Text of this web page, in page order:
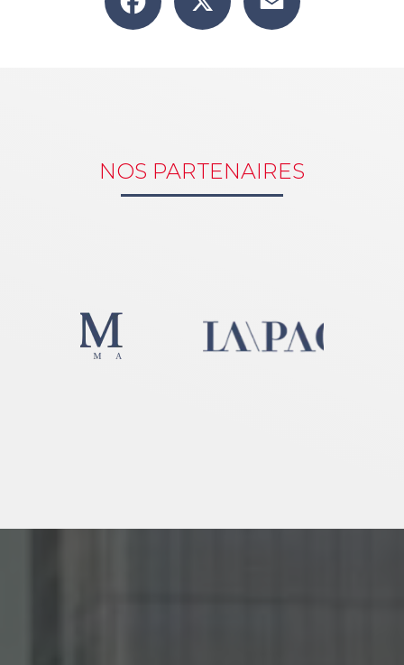
NOS PARTENAIRES